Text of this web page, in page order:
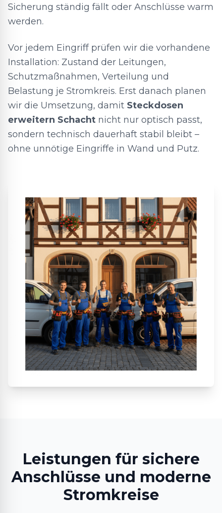
Sicherung ständig fällt oder Anschlüsse warm
werden.
Vor jedem Eingriff prüfen wir die vorhandene
Installation: Zustand der Leitungen,
Schutzmaßnahmen, Verteilung und
Belastung je Stromkreis. Erst danach planen
wir die Umsetzung, damit Steckdosen
erweitern Schacht nicht nur optisch passt,
sondern technisch dauerhaft stabil bleibt –
ohne unnötige Eingriffe in Wand und Putz.
Leistungen für sichere
Anschlüsse und moderne
Stromkreise